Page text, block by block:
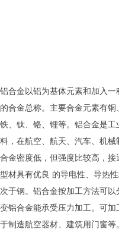
铝合金以铝为基体元素和加入
的合金总称。主要合金元素有铜
铁、钛、铬、锂等。铝合金是
料，在航空、航天、汽车、机
合金密度低，但强度比较高，
型材具有优良 的导电性、导热
次于钢。铝合金按加工方法可
变铝合金能承受压力加工。可
于制造航空器材、建筑用门窗